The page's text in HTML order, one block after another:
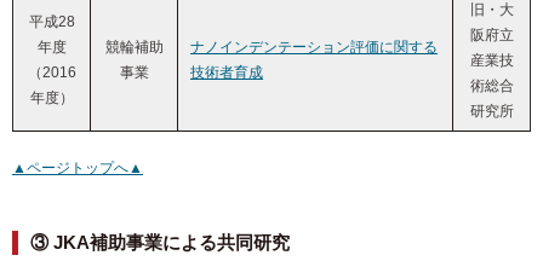
平成28
年度
（2016
年度）
競輪補助
事業
ナノインデンテーション評価に関する
技術者育成
旧・大
阪府立
産業技
術総合
研究所
▲ページトップへ▲
③ JKA補助事業による共同研究